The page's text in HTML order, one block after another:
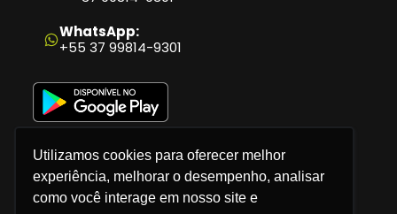
Utilizamos cookies para oferecer melhor
experiência, melhorar o desempenho, analisar
como você interage em nosso site e
em
seu
aplicativo
WhatsApp:
+55 37 99814-9301
Política de Privacidade